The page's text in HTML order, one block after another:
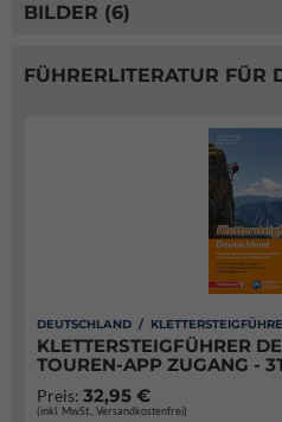
BILDER (6)
FÜHRERLITERATUR FÜR
DEUTSCHLAND /
KLETTERSTEIGFÜHRER
TOUREN-APP ZUGANG -
Preis: 32,95 €
(inkl. MwSt., Versandkostenfrei)